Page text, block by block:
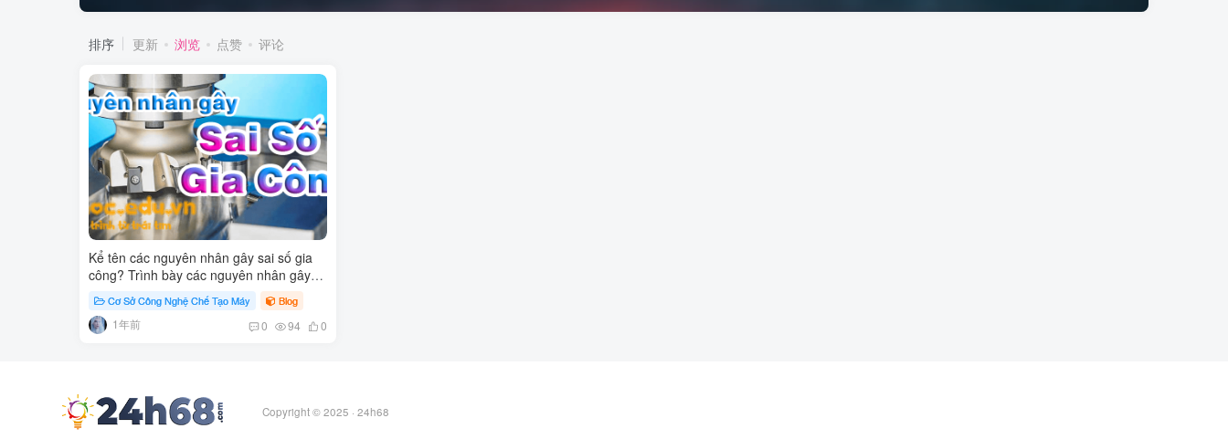
排序 更新 浏览 点赞 评论
Kể tên các nguyên nhân gây sai số gia
công? Trình bày các nguyên nhân gây
Cơ Sở Công Nghệ Chế Tạo Máy Blog
1年前 0 94 0
Copyright © 2025 · 24h68